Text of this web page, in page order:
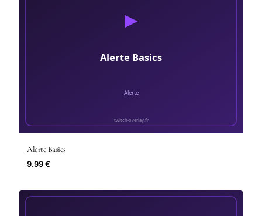
Alerte Basics
9.99 €